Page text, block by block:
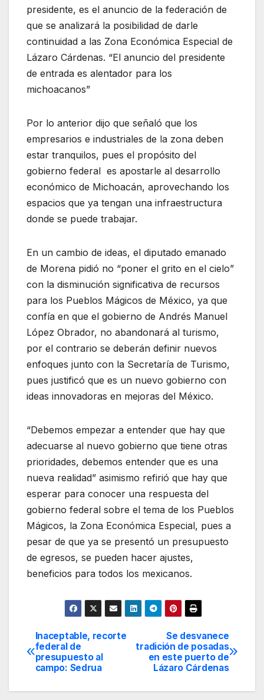
presidente, es el anuncio de la federación de
que se analizará la posibilidad de darle
continuidad a las Zona Económica Especial de
Lázaro Cárdenas. “El anuncio del presidente
de entrada es alentador para los
michoacanos”
Por lo anterior dijo que señaló que los
empresarios e industriales de la zona deben
estar tranquilos, pues el propósito del
gobierno federal es apostarle al desarrollo
económico de Michoacán, aprovechando los
espacios que ya tengan una infraestructura
donde se puede trabajar.
En un cambio de ideas, el diputado emanado
de Morena pidió no “poner el grito en el cielo”
con la disminución significativa de recursos
para los Pueblos Mágicos de México, ya que
confía en que el gobierno de Andrés Manuel
López Obrador, no abandonará al turismo,
por el contrario se deberán definir nuevos
enfoques junto con la Secretaría de Turismo,
pues justificó que es un nuevo gobierno con
ideas innovadoras en mejoras del México.
“Debemos empezar a entender que hay que
adecuarse al nuevo gobierno que tiene otras
prioridades, debemos entender que es una
nueva realidad” asimismo refirió que hay que
esperar para conocer una respuesta del
gobierno federal sobre el tema de los Pueblos
Mágicos, la Zona Económica Especial, pues a
pesar de que ya se presentó un presupuesto
de egresos, se pueden hacer ajustes,
beneficios para todos los mexicanos.
Navegación
de
entradas
Se desvanece
tradición de posadas
en este puerto de
Lázaro Cárdenas
Inaceptable, recorte
federal de
presupuesto al
campo: Sedrua